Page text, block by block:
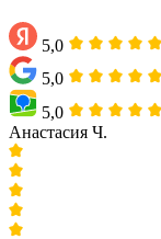
5,0
5,0
5,0
Анастасия Ч.